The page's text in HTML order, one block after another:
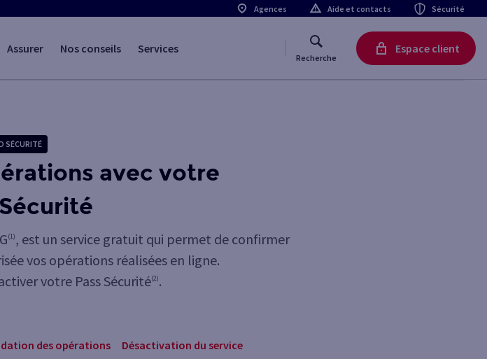
Agences Aide et contacts Sécurité
Assurer Nos conseils Services
Recherche
Espace client
SÉCURITÉ
avec votre
(1), est un service gratuit qui permet de confirmer
vos opérations réalisées en ligne.
votre Pass Sécurité(2).
des opérations Désactivation du service